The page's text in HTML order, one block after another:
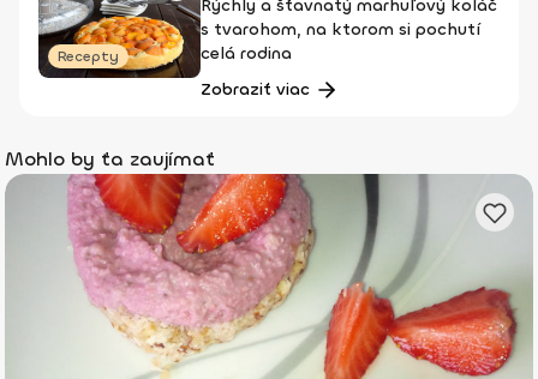
Recepty
Rýchly a šťavnatý marhuľový koláč
s tvarohom, na ktorom si pochutí
celá rodina
Zobraziť viac
Mohlo by ťa zaujímať